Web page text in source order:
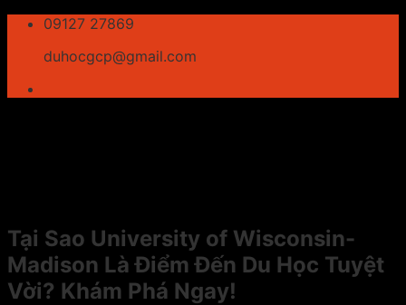
Skip
content
09127 27869
duhocgcp@gmail.com
Tại Sao University of Wisconsin-
Madison Là Điểm Đến Du Học Tuyệt
Vời? Khám Phá Ngay!